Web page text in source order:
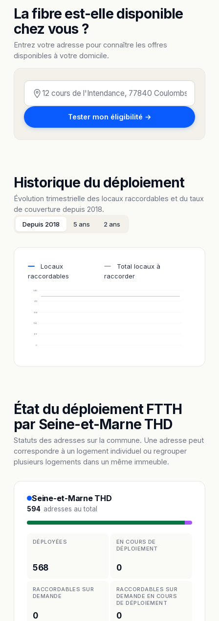
La fibre est-elle disponible
chez vous ?
Entrez votre adresse pour connaître les offres
disponibles à votre domicile.
Tester mon éligibilité →
Historique du déploiement
Évolution trimestrielle des locaux raccordables et du taux
de couverture depuis 2018.
Depuis 2018 5 ans 2 ans
Locaux
raccordables
Total locaux à
raccorder
0
68
136
204
272
340
État du déploiement FTTH
par Seine-et-Marne THD
Statuts des adresses sur la commune. Une adresse peut
correspondre à un logement individuel ou regrouper
plusieurs logements dans un même immeuble.
Seine-et-Marne THD
594 adresses au total
DÉPLOYÉES
568
EN COURS DE
DÉPLOIEMENT
0
RACCORDABLES SUR
DEMANDE
0
RACCORDABLES SUR
DEMANDE EN COURS
DE DÉPLOIEMENT
0